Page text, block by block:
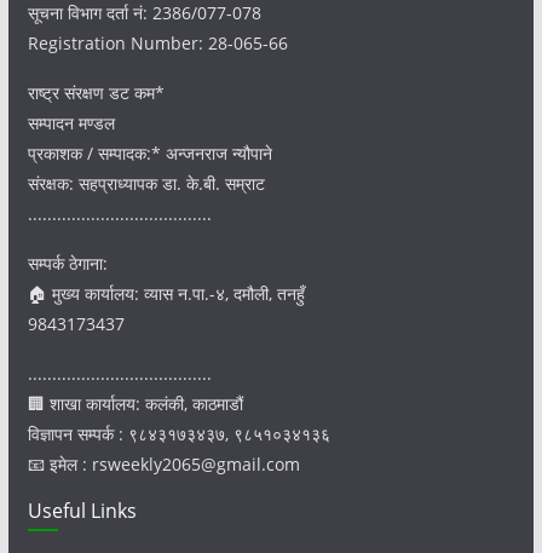
सूचना विभाग दर्ता नं: 2386/077-078
Registration Number: 28-065-66
राष्ट्र संरक्षण डट कम*
सम्पादन मण्डल
प्रकाशक / सम्पादक:* अन्जनराज न्यौपाने
संरक्षक: सहप्राध्यापक डा. के.बी. सम्राट
......................................
सम्पर्क ठेगाना:
🏠 मुख्य कार्यालय: व्यास न.पा.-४, दमौली, तनहुँ
9843173437
......................................
🏢 शाखा कार्यालय: कलंकी, काठमाडौं
विज्ञापन सम्पर्क : ९८४३१७३४३७, ९८५१०३४१३६
📧 इमेल : rsweekly2065@gmail.com
Useful Links